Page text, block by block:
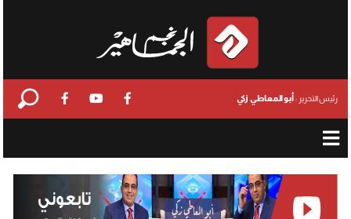
رئيس التحرير : أبو المعاطي زكي